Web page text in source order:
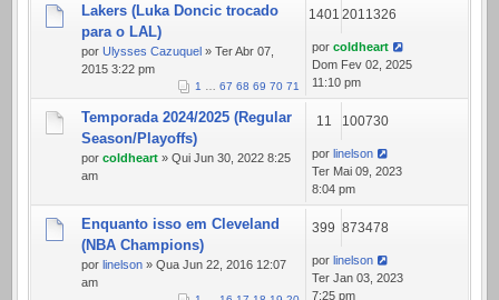
Lakers (Luka Doncic trocado
para o LAL)
por Ulysses Cazuquel » Ter Abr 07,
2015 3:22 pm
1 67 68 69 70 71
1401 2011326
por coldheart
Dom Fev 02, 2025
11:10 pm
Temporada 2024/2025 (Regular
Season/Playoffs)
por coldheart » Qui Jun 30, 2022 8:25
am
11 100730
por linelson
Ter Mai 09, 2023
8:04 pm
Enquanto isso em Cleveland
(NBA Champions)
por linelson » Qua Jun 22, 2016 12:07
am
399 873478
por linelson
Ter Jan 03, 2023
7:25 pm